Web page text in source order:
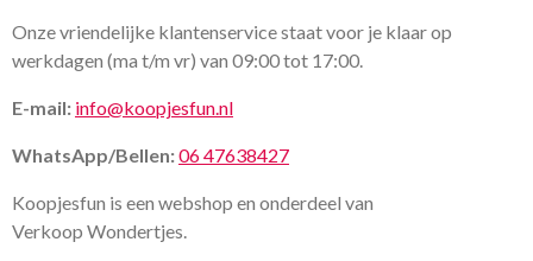
Onze vriendelijke klantenservice staat voor je klaar op
werkdagen (ma t/m vr) van 09:00 tot 17:00.
E-mail: info@koopjesfun.nl
WhatsApp/Bellen:06 47638427
Koopjesfun is een webshop en onderdeel van
Verkoop Wondertjes.